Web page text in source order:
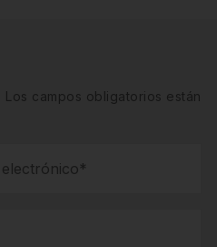
Los campos obligatorios están